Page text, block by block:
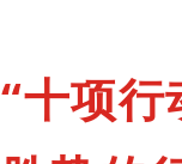
“十项